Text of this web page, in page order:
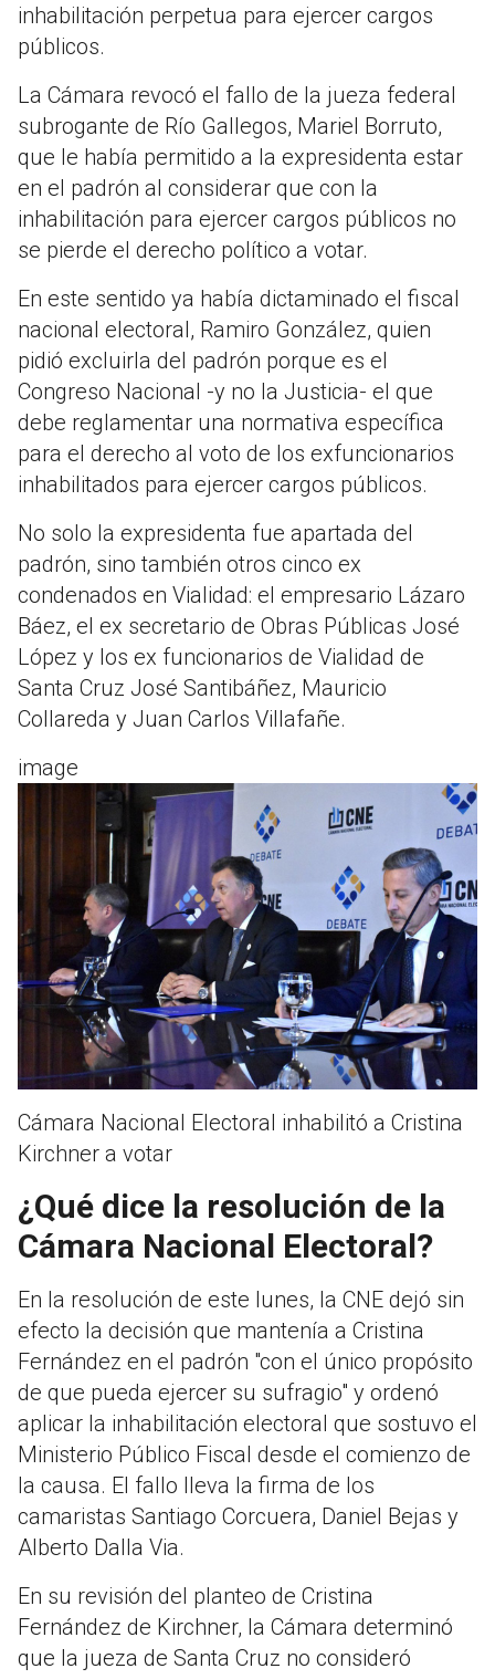
inhabilitación perpetua para ejercer cargos
públicos.
La Cámara revocó el fallo de la jueza federal
subrogante de Río Gallegos, Mariel Borruto,
que le había permitido a la expresidenta estar
en el padrón al considerar que con la
inhabilitación para ejercer cargos públicos no
se pierde el derecho político a votar.
En este sentido ya había dictaminado el fiscal
nacional electoral, Ramiro González, quien
pidió excluirla del padrón porque es el
Congreso Nacional -y no la Justicia- el que
debe reglamentar una normativa específica
para el derecho al voto de los exfuncionarios
inhabilitados para ejercer cargos públicos.
No solo la expresidenta fue apartada del
padrón, sino también otros cinco ex
condenados en Vialidad: el empresario Lázaro
Báez, el ex secretario de Obras Públicas José
López y los ex funcionarios de Vialidad de
Santa Cruz José Santibáñez, Mauricio
Collareda y Juan Carlos Villafañe.
image
Cámara Nacional Electoral inhabilitó a Cristina
Kirchner a votar
¿Qué dice la resolución de la
Cámara Nacional Electoral?
En la resolución de este lunes, la CNE dejó sin
efecto la decisión que mantenía a Cristina
Fernández en el padrón "con el único propósito
de que pueda ejercer su sufragio" y ordenó
aplicar la inhabilitación electoral que sostuvo el
Ministerio Público Fiscal desde el comienzo de
la causa. El fallo lleva la firma de los
camaristas Santiago Corcuera, Daniel Bejas y
Alberto Dalla Via.
En su revisión del planteo de Cristina
Fernández de Kirchner, la Cámara determinó
que la jueza de Santa Cruz no consideró